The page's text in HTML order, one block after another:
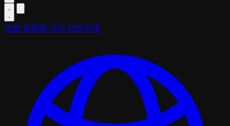
文章 贡献者 讨论 社区分享